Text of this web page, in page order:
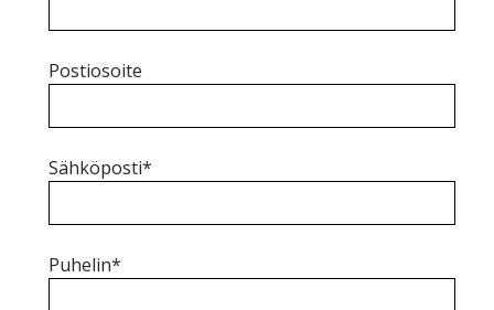
Postiosoite
Sähköposti*
Puhelin*